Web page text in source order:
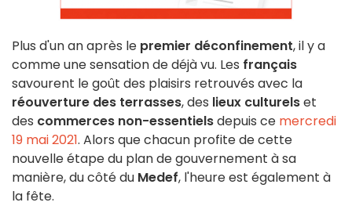
Plus d'un an après le premier déconfinement, il y a
comme une sensation de déjà vu. Les français
savourent le goût des plaisirs retrouvés avec la
réouverture des terrasses, des lieux culturelset
des commerces non-essentielsdepuis ce mercredi
19 mai 2021. Alors que chacun profite de cette
nouvelle étape du plan de gouvernement à sa
manière, du côté du Medef, l'heure est également à
la fête.